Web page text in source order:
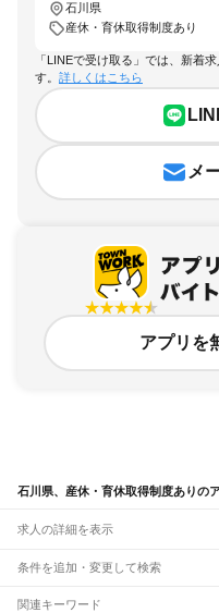
石川県
産休・育休取得制度あり
「LINEで受け取る」では、新着
す。 詳しくはこちら
メ
アプリを
石川県、産休・育休取得制度ありの
求人の詳細を表示
条件を追加・変更して検索
市区町村を追加・変更
関連キーワード